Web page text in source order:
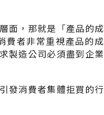
面，那就是「產品的成
費者非常重視產品的成
製造公司必須盡到企業
發消費者集體拒買的行